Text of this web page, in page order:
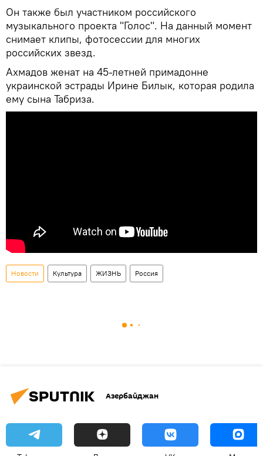
Он также был участником российского
музыкального проекта "Голос". На данный момент
снимает клипы, фотосессии для многих
российских звезд.
Ахмадов женат на 45-летней примадонне
украинской эстрады Ирине Билык, которая родила
ему сына Табриза.
Новости Культура ЖИЗНЬ Россия
Азербайджан